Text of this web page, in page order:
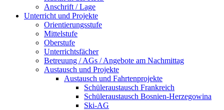
Anschrift / Lage
Unterricht und Projekte
Orientierungsstufe
Mittelstufe
Oberstufe
Unterrichtsfächer
Betreuung / AGs / Angebote am Nach­mittag
Austausch und Projekte
Austausch und Fahrtenprojekte
Schüleraustausch Frankreich
Schüleraustausch Bosnien-Herzegowina
Ski-AG